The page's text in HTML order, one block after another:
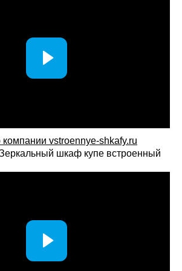
и опыт профессионалов
значение!
или позвоните нашему менеджеру.
выезжаем на замер в Москве и
индивидуальный проект,
прихожей-это сочетание качества,
vstroennye-shkafy.ru
шкаф купе встроенный